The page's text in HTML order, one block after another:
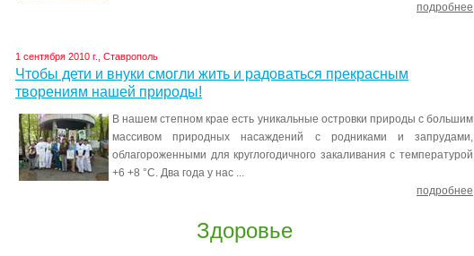
подробнее
1 сентября 2010 г., Ставрополь
Чтобы дети и внуки смогли жить и радоваться прекрасным
творениям нашей природы!
В нашем степном крае есть уникальные островки природы с большим
массивом природных насаждений с родниками и запрудами,
облагороженными для круглогодичного закаливания с температурой
+6 +8 °С. Два года у нас ...
подробнее
Здоровье